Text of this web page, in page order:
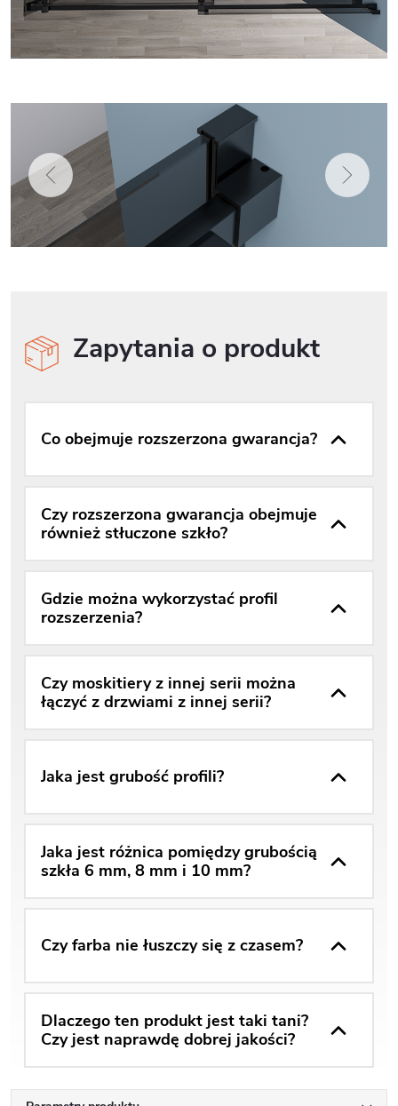
Zapytania o produkt
Co obejmuje rozszerzona gwarancja?
Czy rozszerzona gwarancja obejmuje
również stłuczone szkło?
Gdzie można wykorzystać profil
rozszerzenia?
Czy moskitiery z innej serii można
łączyć z drzwiami z innej serii?
Jaka jest grubość profili?
Jaka jest różnica pomiędzy grubością
szkła 6 mm, 8 mm i 10 mm?
Czy farba nie łuszczy się z czasem?
Dlaczego ten produkt jest taki tani?
Czy jest naprawdę dobrej jakości?